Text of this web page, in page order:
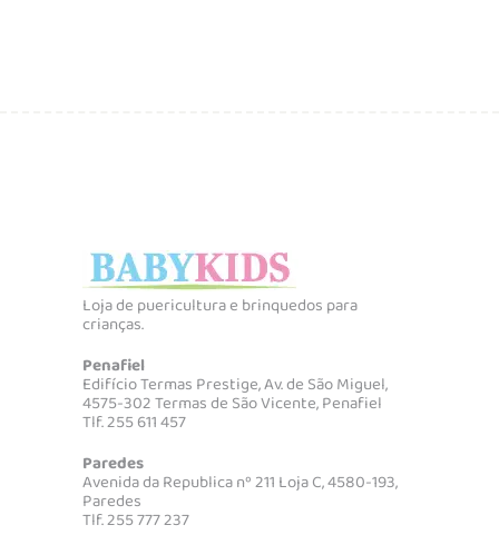
Loja de puericultura e brinquedos para
crianças.
Penafiel
Edifício Termas Prestige, Av. de São Miguel,
4575-302 Termas de São Vicente, Penafiel
Tlf. 255 611 457
Paredes
Avenida da Republica nº 211 Loja C, 4580-193,
Paredes
Tlf. 255 777 237